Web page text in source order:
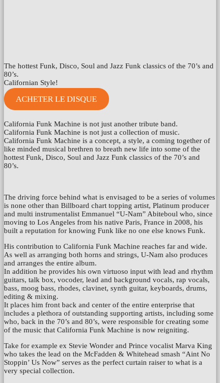
The hottest Funk, Disco, Soul and Jazz Funk classics of the 70’s and
80’s.
Californian Style!
ACHETER LE DISQUE
California Funk Machine is not just another tribute band.
California Funk Machine is not just a collection of music.
California Funk Machine is a concept, a style, a coming together of
like minded musical brethren to breath new life into some of the
hottest Funk, Disco, Soul and Jazz Funk classics of the 70’s and
80’s.
The driving force behind what is envisaged to be a series of volumes
is none other than Billboard chart topping artist, Platinum producer
and multi instrumentalist Emmanuel “U-Nam” Abiteboul who, since
moving to Los Angeles from his native Paris, France in 2008, his
built a reputation for knowing Funk like no one else knows Funk.
His contribution to California Funk Machine reaches far and wide.
As well as arranging both horns and strings, U-Nam also produces
and arranges the entire album.
In addition he provides his own virtuoso input with lead and rhythm
guitars, talk box, vocoder, lead and background vocals, rap vocals,
bass, moog bass, rhodes, clavinet, synth guitar, keyboards, drums,
editing & mixing.
It places him front back and center of the entire enterprise that
includes a plethora of outstanding supporting artists, including some
who, back in the 70’s and 80’s, were responsible for creating some
of the music that California Funk Machine is now reigniting.
Take for example ex Stevie Wonder and Prince vocalist Marva King
who takes the lead on the McFadden & Whitehead smash “Aint No
Stoppin’ Us Now” serves as the perfect curtain raiser to what is a
very special collection.